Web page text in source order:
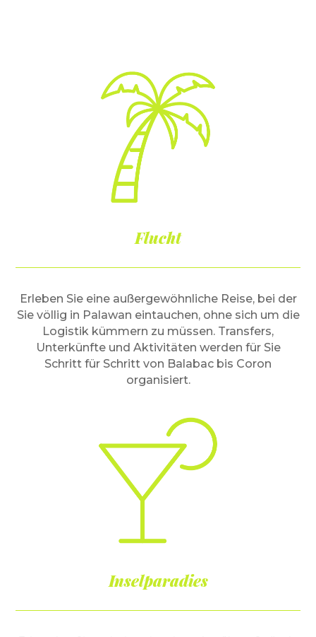
Flucht
Erleben Sie eine außergewöhnliche Reise, bei der
Sie völlig in Palawan eintauchen, ohne sich um die
Logistik kümmern zu müssen. Transfers,
Unterkünfte und Aktivitäten werden für Sie
Schritt für Schritt von Balabac bis Coron
organisiert.
Inselparadies